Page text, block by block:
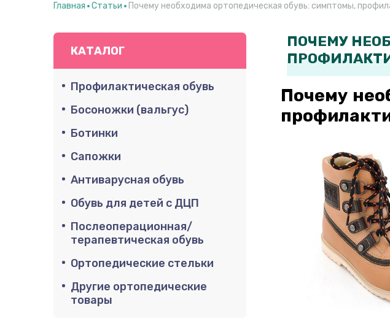
Главная Статьи Почему необходима ортопедическая обувь: симптомы,
ПОЧЕМУ
Почему
КАТАЛОГ
Профилактическая обувь
Босоножки (вальгус)
Ботинки
Сапожки
Антиварусная обувь
Обувь для детей с ДЦП
Послеоперационная/
терапевтическая обувь
Ортопедические стельки
Другие ортопедические
товары